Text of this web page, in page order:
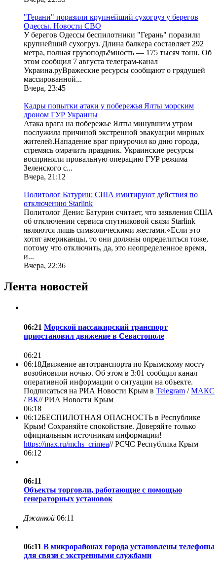
"Герани" поразили крупнейший сухогруз у берегов
Одессы. Новости СВО
У берегов Одессы беспилотники "Герань" поразили
крупнейший сухогруз. Длина балкера составляет 292
метра, полная грузоподъёмность — 175 тысяч тонн. Об
этом сообщил 7 августа телеграм-канал
Украина.руВражеские ресурсы сообщают о грядущей
массированной...
Вчера, 23:45
Кадры попытки атаки у побережья Ялты морским
дроном ГУР Украины
Атака врага на побережье Ялты минувшим утром
послужила причиной экстренной эвакуации мирных
жителей.Нападение враг приурочил ко дню города,
стремясь омрачить праздник. Украинские ресурсы
восприняли провальную операцию ГУР режима
Зеленского с...
Вчера, 21:12
Политолог Батурин: США имитируют действия по
отключению Starlink
Политолог Денис Батурин считает, что заявления США
об отключении сервиса спутниковой связи Starlink
являются лишь символическими жестами.«Если это
хотят американцы, то они должны определиться тоже,
потому что отключить, да, это неопределенное время,
и...
Вчера, 22:36
Лента новостей
06:21 Морской пассажирский транспорт
приостановил движение в Севастополе
06:21
06:18Движение автотранспорта по Крымскому мосту
возобновили ночью. Об этом в 3:01 сообщил канал
оперативной информации о ситуации на объекте.
Подписаться на РИА Новости Крым в Telegram /МАКС
/ВК//РИА Новости Крым
06:18
06:12БЕСПИЛОТНАЯ ОПАСНОСТЬ в Республике
Крым! Сохраняйте спокойствие. Доверяйте только
официальным источникам информации!
https://max.ru/mchs_crimea//РСЧС Республика Крым
06:12
06:11
Объекты торговли, работающие с помощью
генераторных установок
Джанкой 06:11
06:11 В микрорайонах города установлены телефоны
для связи с экстренными службами